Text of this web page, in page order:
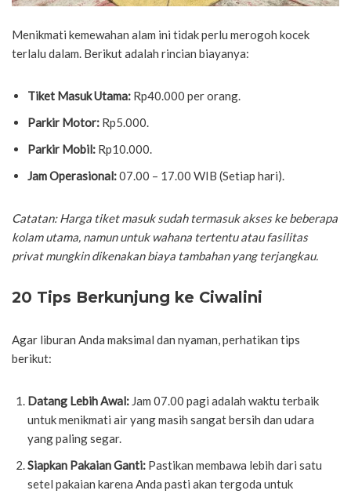
Menikmati kemewahan alam ini tidak perlu merogoh kocek
terlalu dalam. Berikut adalah rincian biayanya:
Tiket Masuk Utama: Rp40.000 per orang.
Parkir Motor: Rp5.000.
Parkir Mobil: Rp10.000.
Jam Operasional:07.00 – 17.00 WIB (Setiap hari).
Catatan: Harga tiket masuk sudah termasuk akses ke beberapa
kolam utama, namun untuk wahana tertentu atau fasilitas
privat mungkin dikenakan biaya tambahan yang terjangkau.
20 Tips Berkunjung ke Ciwalini
Agar liburan Anda maksimal dan nyaman, perhatikan tips
berikut:
Datang Lebih Awal: Jam 07.00 pagi adalah waktu terbaik
untuk menikmati air yang masih sangat bersih dan udara
yang paling segar.
Siapkan Pakaian Ganti: Pastikan membawa lebih dari satu
setel pakaian karena Anda pasti akan tergoda untuk